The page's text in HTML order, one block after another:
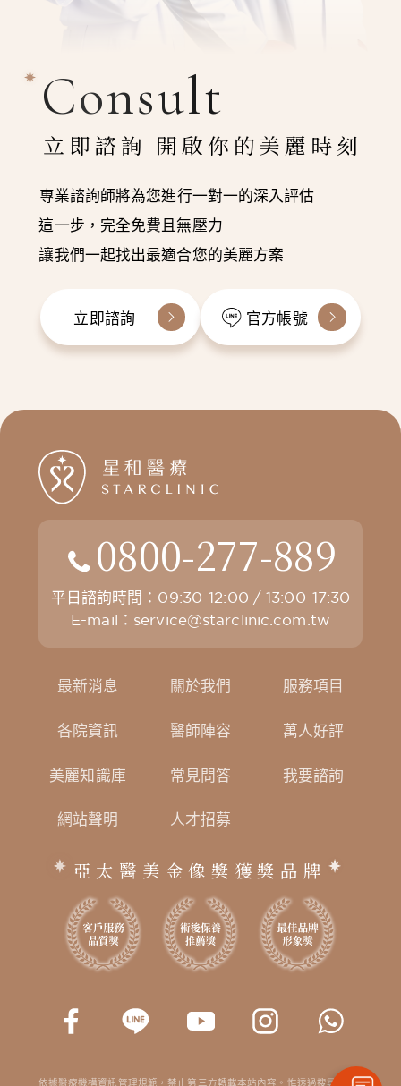
Consult
立即諮詢 開啟你的美麗時刻
專業諮詢師將為您進行一對一的深入評估
這一步，完全免費且無壓力
讓我們一起找出最適合您的美麗方案
立即諮詢 官方帳號
0800-277-889
平日諮詢時間：09:30-12:00 / 13:00-17:30
E-mail： service@starclinic.com.tw
最新消息 關於我們 服務項目
各院資訊 醫師陣容 萬人好評
美麗知識庫 常見問答 我要諮詢
網站聲明 人才招募
亞太醫美金像獎獲獎品牌
依據醫療機構資訊管理規範，禁止第三方轉載本站內容。惟透過搜尋